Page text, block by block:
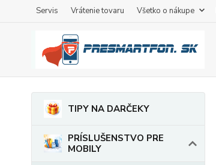
Servis Vrátenie tovaru Všetko o nákupe
TIPY NA DARČEKY
PRÍSLUŠENSTVO PRE
MOBILY